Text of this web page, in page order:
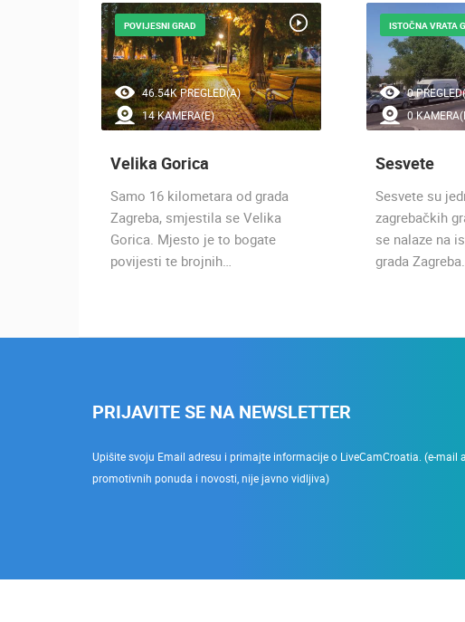
46.54K PREGLED(A)
14 KAMERA(E)
POVIJESNI GRAD
Velika Gorica
Samo 16 kilometara od grada
Zagreba, smjestila se Velika
Gorica. Mjesto je to bogate
povijesti te brojnih…
0
0
ISTOČNA VRATA
Sesvete
Sesvete su
zagrebačkih
se nalaze na
grada
PRIJAVITE SE NA NEWSLETTER
Upišite svoju Email adresu i primajte informacije o LiveCamCroatia. (e-mail
promotivnih ponuda i novosti, nije javno vidljiva)